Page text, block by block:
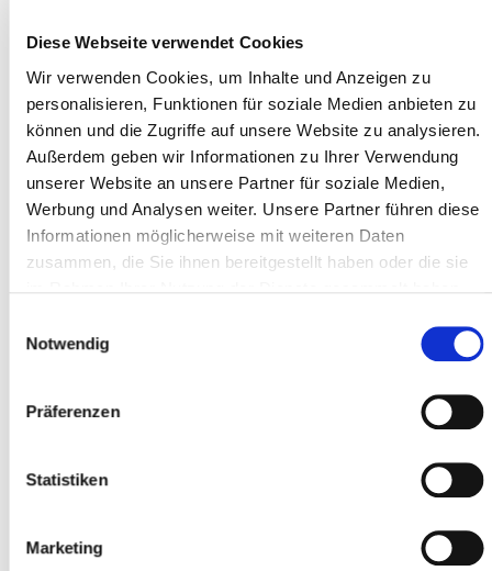
Diese Webseite verwendet Cookies
Wir verwenden Cookies, um Inhalte und Anzeigen zu
personalisieren, Funktionen für soziale Medien anbieten zu
können und die Zugriffe auf unsere Website zu analysieren.
Außerdem geben wir Informationen zu Ihrer Verwendung
unserer Website an unsere Partner für soziale Medien,
Werbung und Analysen weiter. Unsere Partner führen diese
Informationen möglicherweise mit weiteren Daten
zusammen, die Sie ihnen bereitgestellt haben oder die sie
Notwendig
Präferenzen
Statistiken
Marketing
Type *
Code postal *